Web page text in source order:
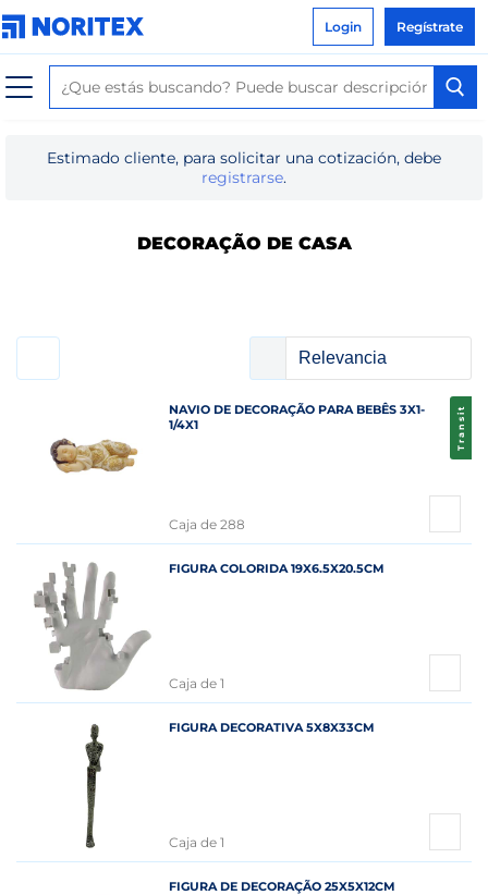
Login Regístrate
Estimado cliente, para solicitar una cotización, debe
registrarse.
DECORAÇÃO DE CASA
Transit
NAVIO DE DECORAÇÃO PARA BEBÊS 3X1-
1/4X1
Caja de 288
FIGURA COLORIDA 19X6.5X20.5CM
Caja de 1
FIGURA DECORATIVA 5X8X33CM
Caja de 1
FIGURA DE DECORAÇÃO 25X5X12CM